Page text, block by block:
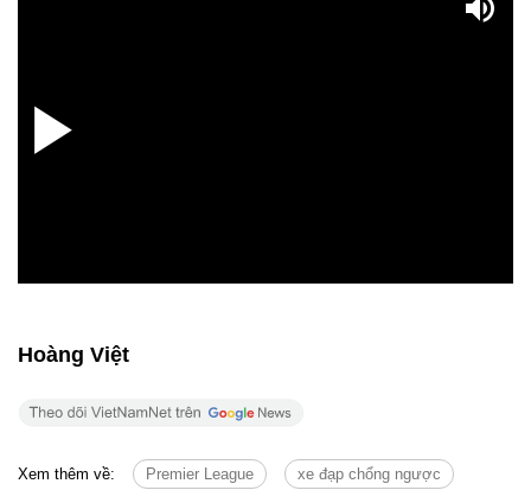
Hoàng Việt
Xem thêm về: Premier League xe đạp chổng ngược